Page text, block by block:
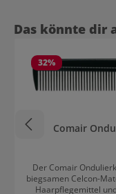
Produktgalerie
Das könnte dir
32%
Comair
Der Comair
biegsamen Celcon-
Haarpflegemittel